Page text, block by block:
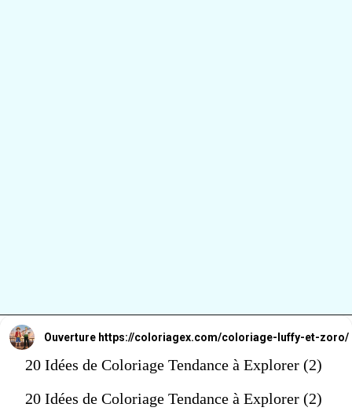
Ouverture https://coloriagex.com/coloriage-luffy-et-zoro/
20 Idées de Coloriage Tendance à Explorer (2)
20 Idées de Coloriage Tendance à Explorer (2)